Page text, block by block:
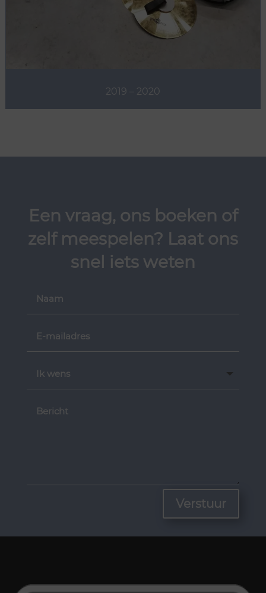
2019 – 2020
Een vraag, ons boeken of
zelf meespelen? Laat ons
snel iets weten
Verstuur